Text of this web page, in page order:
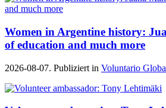
Women in Argentine history:
of education and much more
2026-08-07. Publiziert in Voluntario